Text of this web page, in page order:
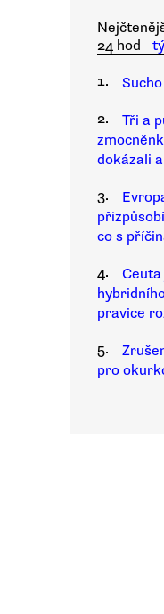
24 hod
1.
2.
Tři a
dokázali
3.
co s
4.
pravice
5.
pro